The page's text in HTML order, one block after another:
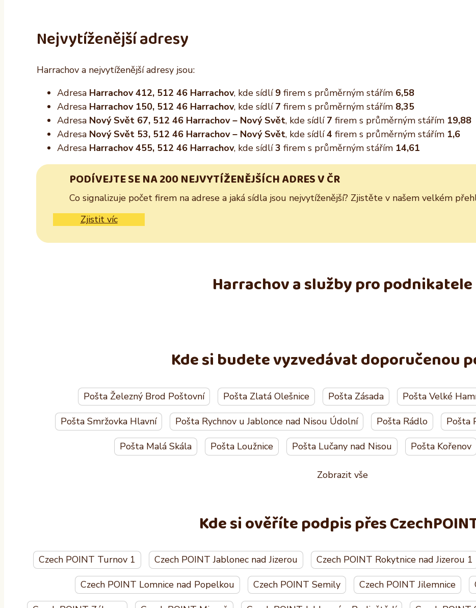
Nejvytíženější adresy
Harrachov a nejvytíženější adresy jsou:
Adresa Harrachov 412, 512 46 Harrachov, kde sídlí 9 firem s průměrným stářím 6,58
Adresa Harrachov 150, 512 46 Harrachov, kde sídlí 7 firem s průměrným stářím 8,35
Adresa Nový Svět 67, 512 46 Harrachov – Nový Svět, kde sídlí 7 firem s průměrným stářím 19,88
Adresa Nový Svět 53, 512 46 Harrachov – Nový Svět, kde sídlí4 firem s průměrným stářím 1,6
Adresa Harrachov 455, 512 46 Harrachov, kde sídlí3 firem s průměrným stářím 14,61
PODÍVEJTE SE NA 200 NEJVYTÍŽENĚJŠÍCH ADRES V ČR
Co signalizuje počet firem na adrese a jaká sídla jsou nejvytíženější? Zjistěte v našem velkém
Zjistit víc
Harrachov a služby pro podnikatele
Kde si budete vyzvedávat doporučenou
Pošta Železný Brod Poštovní Pošta Zlatá Olešnice Pošta Zásada Pošta Velké
Pošta Smržovka Hlavní Pošta Rychnov u Jablonce nad Nisou Údolní Pošta Rádlo Pošta
Pošta Malá Skála Pošta Loužnice Pošta Lučany nad Nisou Pošta Kořenov
Zobrazit vše
Kde si ověříte podpis přes
Czech POINT Turnov 1 Czech POINT Jablonec nad Jizerou Czech POINT Rokytnice nad Jizerou 1
Czech POINT Lomnice nad Popelkou Czech POINT Semily Czech POINT Jilemnice